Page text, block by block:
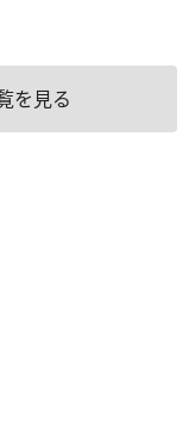
を見る